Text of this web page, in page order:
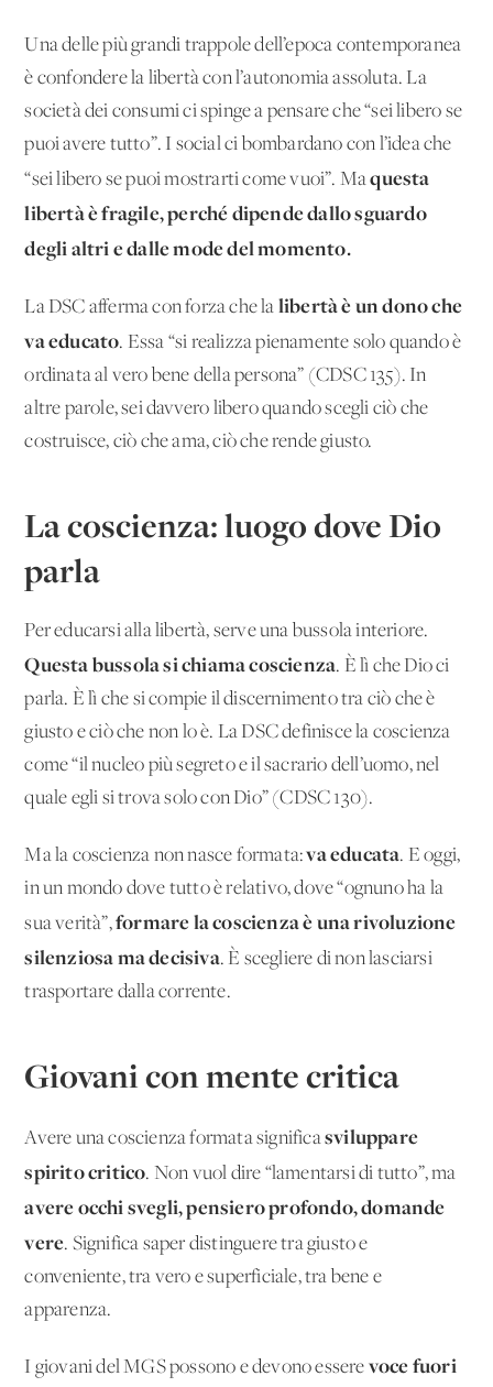
Una delle più grandi trappole dell’epoca contemporanea
è confondere la libertà con l’autonomia assoluta. La
società dei consumi ci spinge a pensare che “sei libero se
puoi avere tutto”. I social ci bombardano con l’idea che
“sei libero se puoi mostrarti come vuoi”. Maquesta
libertà è fragile, perché dipende dallo sguardo
degli altri e dalle mode del momento.
La DSC afferma con forza che la libertà è un dono che
va educato. Essa “si realizza pienamente solo quando è
ordinata al vero bene della persona” (CDSC 135). In
altre parole, sei davvero libero quando scegli ciò che
costruisce, ciò che ama, ciò che rende giusto.
La coscienza: luogo dove Dio
parla
Per educarsi alla libertà, serve una bussola interiore.
Questa bussola si chiama coscienza. È lì che Dio ci
parla. È lì che si compie il discernimento tra ciò che è
giusto e ciò che non lo è. La DSC definisce la coscienza
come “il nucleo più segreto e il sacrario dell’uomo, nel
quale egli si trova solo con Dio” (CDSC 130).
Ma la coscienza non nasce formata:va educata. E oggi,
in un mondo dove tutto è relativo, dove “ognuno ha la
sua verità”,formare la coscienza è una rivoluzione
silenziosa ma decisiva. È scegliere di non lasciarsi
trasportare dalla corrente.
Giovani con mente critica
Avere una coscienza formata significasviluppare
spirito critico. Non vuol dire “lamentarsi di tutto”, ma
avere occhi svegli, pensiero profondo, domande
vere. Significa saper distinguere tra giusto e
conveniente, tra vero e superficiale, tra bene e
apparenza.
I giovani del MGS possono e devono essere voce fuori